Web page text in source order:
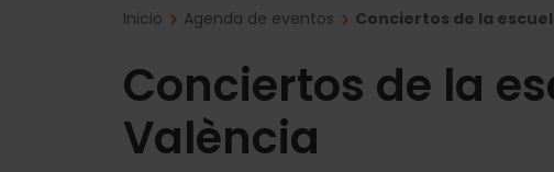
Breadcrumb
Inicio Agenda de eventos Conciertos de la
Conciertos de la
València